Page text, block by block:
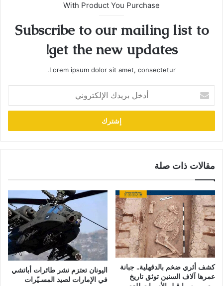
With Product You Purchase
Subscribe to our mailing list to
get the new updates!
Lorem ipsum dolor sit amet, consectetur.
بريدك
الإلكتروني
مقالات ذات صلة
كشف أثري ضخم بالدقهلية.. جبانة
عمرها آلاف السنين توثق تاريخ
اليونان تعتزم نشر طائرات أباتشي
في الإمارات لصيد المسـيّرات